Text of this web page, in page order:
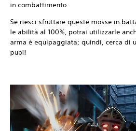
in combattimento.
Se riesci sfruttare queste mosse in
le abilità al 100%, potrai utilizzarle
arma è equipaggiata; quindi, cerca di
puoi!